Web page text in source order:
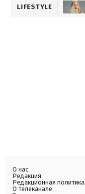
LIFESTYLE
О нас
Редакция
Редакционная политика
О телеканале